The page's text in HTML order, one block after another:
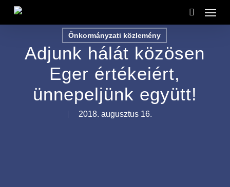
Skip
content
search
Menu
Önkormányzati közlemény
Adjunk hálát közösen
Eger értékeiért,
ünnepeljünk együtt!
2018. augusztus 16.